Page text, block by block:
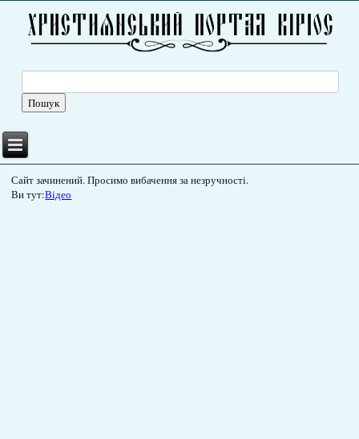
Сайт зачинений. Просимо вибачення за незручності.
Ви тут:Відео